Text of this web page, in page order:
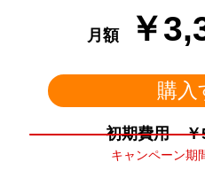
月額 ￥
購入
初期費用 ￥
キャンペーン期